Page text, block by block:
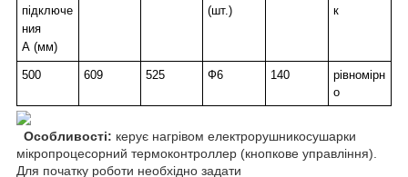
підключе
ния
А (мм)
(шт.)
к
500 609 525 Ф6 140
рівномірн
о
Особливості: керує нагрівом електрорушникосушарки
мікропроцесорний термоконтроллер (кнопкове управління).
Для початку роботи необхідно задати